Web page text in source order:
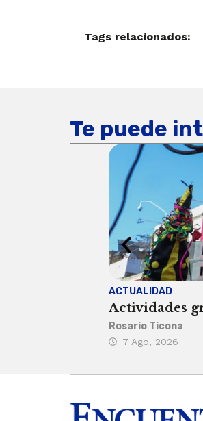
Tags relacionados:
Te puede
ACTUALIDAD
Actividades
Rosario Ticona
7 Ago, 2026